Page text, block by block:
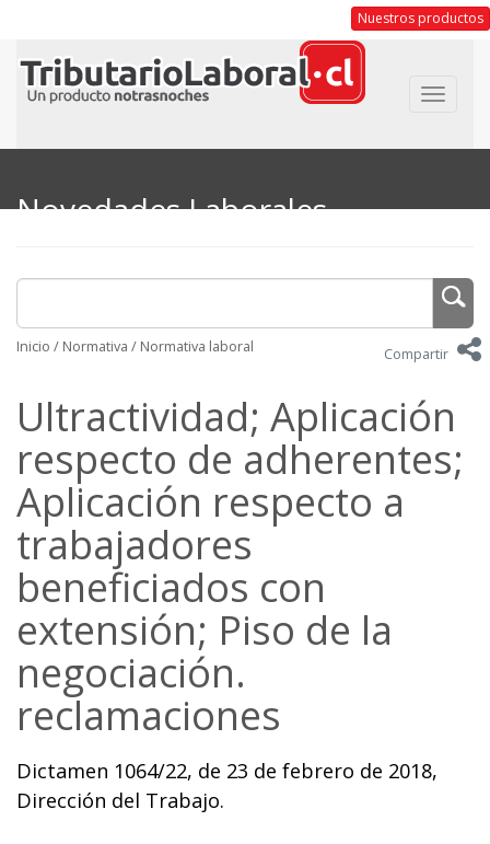
Nuestros productos
Toggle
Novedades Laborales
Inicio / Normativa / Normativa laboral Compartir
Ultractividad; Aplicación
respecto de adherentes;
Aplicación respecto a
trabajadores
beneficiados con
extensión; Piso de la
negociación.
reclamaciones
Dictamen 1064/22, de 23 de febrero de 2018,
Dirección del Trabajo.